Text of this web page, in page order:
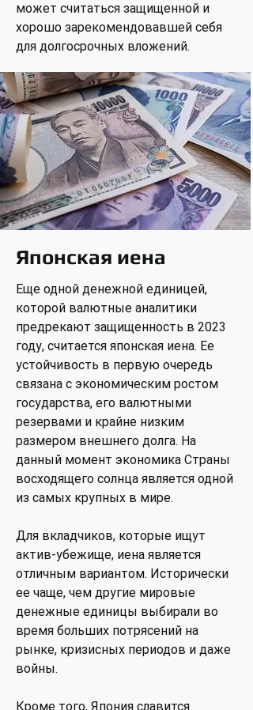
может считаться защищенной и
хорошо зарекомендовавшей себя
для долгосрочных вложений.
Японская иена
Еще одной денежной единицей,
которой валютные аналитики
предрекают защищенность в 2023
году, считается японская иена. Ее
устойчивость в первую очередь
связана с экономическим ростом
государства, его валютными
резервами и крайне низким
размером внешнего долга. На
данный момент экономика Страны
восходящего солнца является одной
из самых крупных в мире.
Для вкладчиков, которые ищут
актив-убежище, иена является
отличным вариантом. Исторически
ее чаще, чем другие мировые
денежные единицы выбирали во
время больших потрясений на
рынке, кризисных периодов и даже
войны.
Кроме того, Япония славится